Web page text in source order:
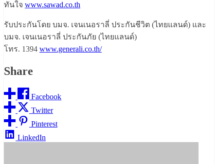
ทันใจ www.sawad.co.th
รับประกันโดย บมจ. เจนเนอราลี่ ประกันชีวิต (ไทยแลนด์) และ
บมจ. เจนเนอราลี่ ประกันภัย (ไทยแลนด์)
โทร. 1394 www.generali.co.th/
Share
Facebook
Twitter
Pinterest
LinkedIn